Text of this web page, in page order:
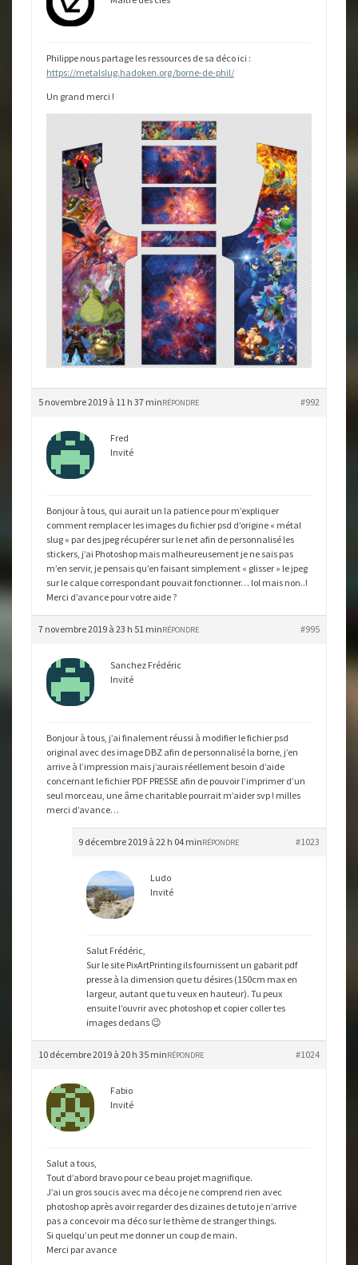
Philippe nous partage les ressources de sa déco ici :
https://metalslug.hadoken.org/borne-de-phil/
Un grand merci !
5 novembre 2019 à 11 h 37 min #992
RÉPONDRE
Fred
Invité
Bonjour à tous, qui aurait un la patience pour m’expliquer
comment remplacer les images du fichier psd d’origine « métal
slug « par des jpeg récupérer sur le net afin de personnalisé les
stickers, j’ai Photoshop mais malheureusement je ne sais pas
m’en servir, je pensais qu’en faisant simplement « glisser » le jpeg
sur le calque correspondant pouvait fonctionner… lol mais non..!
Merci d’avance pour votre aide ?
7 novembre 2019 à 23 h 51 min #995
RÉPONDRE
Sanchez Frédéric
Invité
Bonjour à tous, j’ai finalement réussi à modifier le fichier psd
original avec des image DBZ afin de personnalisé la borne, j’en
arrive à l’impression mais j’aurais réellement besoin d’aide
concernant le fichier PDF PRESSE afin de pouvoir l’imprimer d’un
seul morceau, une âme charitable pourrait m’aider svp ! milles
merci d’avance…
9 décembre 2019 à 22 h 04 min #1023
RÉPONDRE
Ludo
Invité
Salut Frédéric,
Sur le site PixArtPrinting ils fournissent un gabarit pdf
presse à la dimension que tu désires (150cm max en
largeur, autant que tu veux en hauteur). Tu peux
ensuite l’ouvrir avec photoshop et copier coller tes
images dedans 😉
10 décembre 2019 à 20 h 35 min #1024
RÉPONDRE
Fabio
Invité
Salut a tous,
Tout d’abord bravo pour ce beau projet magnifique.
J’ai un gros soucis avec ma déco je ne comprend rien avec
photoshop après avoir regarder des dizaines de tuto je n’arrive
pas a concevoir ma déco sur le thème de stranger things.
Si quelqu’un peut me donner un coup de main.
Merci par avance